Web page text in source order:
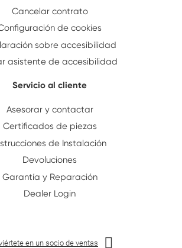
Cancelar contrato
de cookies
sobre accesibilidad
asistente de accesibilidad
Servicio al cliente
Asesorar y contactar
Certificados de piezas
de Instalación
Devoluciones
Garantía y Reparación
Dealer Login
en un socio de ventas